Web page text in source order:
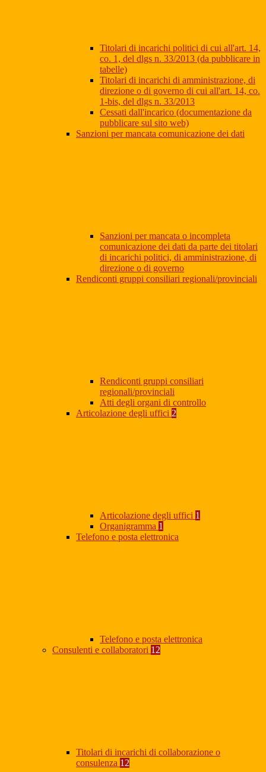
Titolari di incarichi politici di cui all'art. 14,
co. 1, del dlgs n. 33/2013 (da pubblicare in
tabelle)
Titolari di incarichi di amministrazione, di
direzione o di governo di cui all'art. 14, co.
1-bis, del dlgs n. 33/2013
Cessati dall'incarico (documentazione da
pubblicare sul sito web)
Sanzioni per mancata comunicazione dei dati
Sanzioni per mancata o incompleta
comunicazione dei dati da parte dei titolari
di incarichi politici, di amministrazione, di
direzione o di governo
Rendiconti gruppi consiliari regionali/provinciali
Rendiconti gruppi consiliari
regionali/provinciali
Atti degli organi di controllo
Articolazione degli uffici 2
Articolazione degli uffici 1
Organigramma 1
Telefono e posta elettronica
Telefono e posta elettronica
Consulenti e collaboratori 12
Titolari di incarichi di collaborazione o
consulenza 12